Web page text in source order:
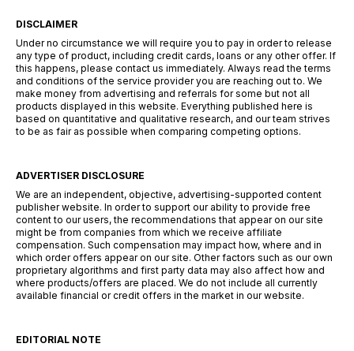
DISCLAIMER
Under no circumstance we will require you to pay in order to release
any type of product, including credit cards, loans or any other offer. If
this happens, please contact us immediately. Always read the terms
and conditions of the service provider you are reaching out to. We
make money from advertising and referrals for some but not all
products displayed in this website. Everything published here is
based on quantitative and qualitative research, and our team strives
to be as fair as possible when comparing competing options.
ADVERTISER DISCLOSURE
We are an independent, objective, advertising-supported content
publisher website. In order to support our ability to provide free
content to our users, the recommendations that appear on our site
might be from companies from which we receive affiliate
compensation. Such compensation may impact how, where and in
which order offers appear on our site. Other factors such as our own
proprietary algorithms and first party data may also affect how and
where products/offers are placed. We do not include all currently
available financial or credit offers in the market in our website.
EDITORIAL NOTE